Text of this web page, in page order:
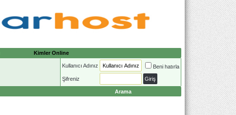
Kimler Online
Kullanıcı Adınız Beni hatırla
Şifreniz
Arama